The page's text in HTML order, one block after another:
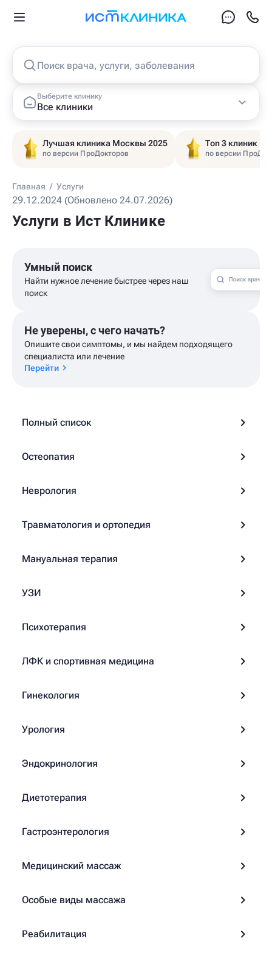
Поиск врача, услуги, заболевания
Выберите клинику
Все клиники
Лучшая клиника Москвы 2025
по версии ПроДокторов
Топ 3 клиник
по версии
Главная / Услуги
29.12.2024 (Обновлено 24.07.2026)
Услуги в Ист Клинике
Умный поиск
Найти нужное лечение быстрее через наш
поиск
Не уверены, с чего начать?
Опишите свои симптомы, и мы найдем подходящего
специалиста или лечение
Перейти
Полный список
Остеопатия
Неврология
Травматология и ортопедия
Мануальная терапия
УЗИ
Психотерапия
ЛФК и спортивная медицина
Гинекология
Урология
Эндокринология
Диетотерапия
Гастроэнтерология
Медицинский массаж
Особые виды массажа
Реабилитация